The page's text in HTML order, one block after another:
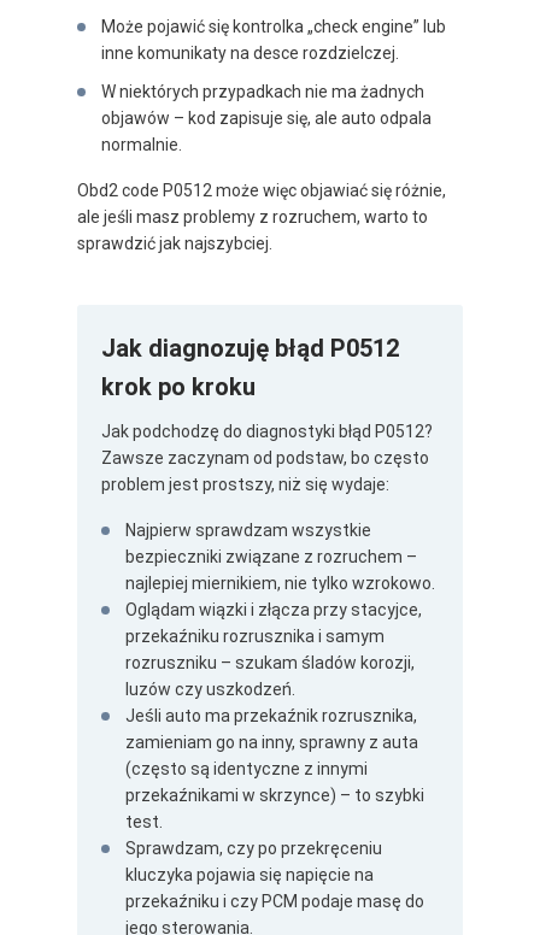
Może pojawić się kontrolka „check engine” lub
inne komunikaty na desce rozdzielczej.
W niektórych przypadkach nie ma żadnych
objawów – kod zapisuje się, ale auto odpala
normalnie.
Obd2 code P0512 może więc objawiać się różnie,
ale jeśli masz problemy z rozruchem, warto to
sprawdzić jak najszybciej.
Jak diagnozuję błąd P0512
krok po kroku
Jak podchodzę do diagnostyki błąd P0512?
Zawsze zaczynam od podstaw, bo często
problem jest prostszy, niż się wydaje:
Najpierw sprawdzam wszystkie
bezpieczniki związane z rozruchem –
najlepiej miernikiem, nie tylko wzrokowo.
Oglądam wiązki i złącza przy stacyjce,
przekaźniku rozrusznika i samym
rozruszniku – szukam śladów korozji,
luzów czy uszkodzeń.
Jeśli auto ma przekaźnik rozrusznika,
zamieniam go na inny, sprawny z auta
(często są identyczne z innymi
przekaźnikami w skrzynce) – to szybki
test.
Sprawdzam, czy po przekręceniu
kluczyka pojawia się napięcie na
przekaźniku i czy PCM podaje masę do
jego sterowania.